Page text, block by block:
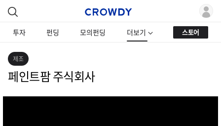
투자 펀딩 모의펀딩 더보기 스토어
제조
페인트팜 주식회사